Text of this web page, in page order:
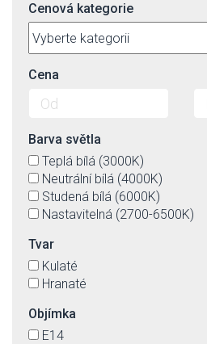
Cenová kategorie
Cena
Barva světla
Teplá bílá (3000K)
Neutrální bílá (4000K)
Studená bílá (6000K)
Nastavitelná (2700-6500K)
Tvar
Kulaté
Hranaté
Objímka
E14